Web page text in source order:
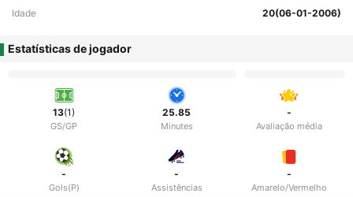
Idade 20(06-01-2006)
Estatísticas de jogador
13(1)
GS/GP
25.85
Minutes
-
Avaliação média
-
Gols(P)
-
Assistências
-
Amarelo/Vermelho